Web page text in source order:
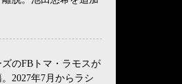
ズのFBトマ・ラモスが
2027年7月からラシ